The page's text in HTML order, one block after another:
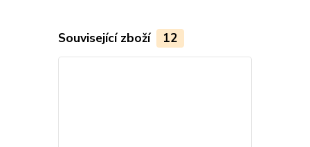
Související zboží 12